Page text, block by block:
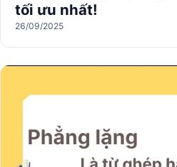
tối ưu nhất!
26/09/2025